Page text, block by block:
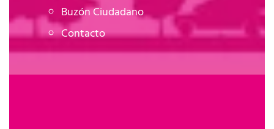
Buzón Ciudadano
Contacto